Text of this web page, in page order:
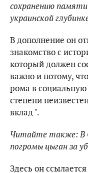
сохранению
украинской
В дополнение он
знакомство с
который должен
важно и потому,
рома в социальную
степени
вклад ".
Читайте также: В
погромы цыган за
Здесь он